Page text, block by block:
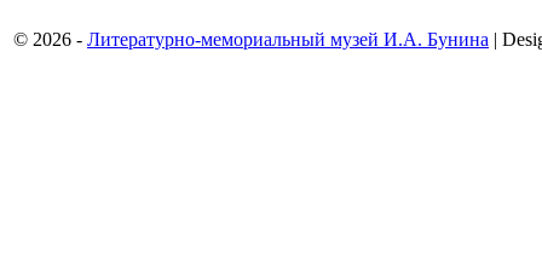
© 2026 - Литературно-мемориальный музей И.А. Бунина |